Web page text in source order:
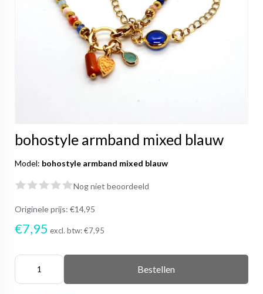
bohostyle armband mixed blauw
Model: bohostyle armband mixed blauw
Nog niet beoordeeld
Originele prijs: €14,95
€7,95 excl. btw:€7,95
Bestellen